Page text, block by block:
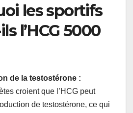
les sportifs
l’HCG 5000
de la testostérone :
croient que l’HCG peut
de testostérone, ce qui